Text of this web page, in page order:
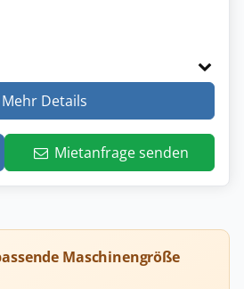
Mehr Details
Mietanfrage senden
Maschinengröße